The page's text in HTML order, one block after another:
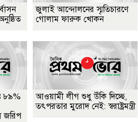
জুলাই আন্দোলনের স্মৃতিচারণে
গোলাম ফারুক খোকন
৮৯%
জরিপ
আওয়ামী লীগ শুধু উঁকি দিচ্ছে,
তৎপরতার মুরোদ নেই: স্বরাষ্ট্রমন্ত্রী